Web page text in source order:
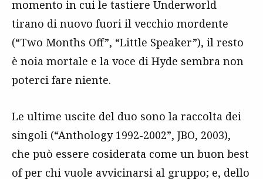
momento in cui le tastiere Underworld
tirano di nuovo fuori il vecchio mordente
(“Two Months Off”, “Little Speaker”), il resto
è noia mortale e la voce di Hyde sembra non
poterci fare niente.
Le ultime uscite del duo sono la raccolta dei
singoli (“Anthology 1992-2002”, JBO, 2003),
che può essere cosiderata come un buon best
of per chi vuole avvicinarsi al gruppo; e, dello